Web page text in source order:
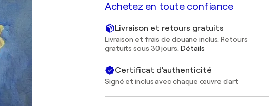
Achetez en toute confiance
Livraison et retours gratuits
Livraison et frais de douane inclus. Retours
gratuits sous 30 jours. Détails
Certificat d'authenticité
Signé et inclus avec chaque œuvre d'art